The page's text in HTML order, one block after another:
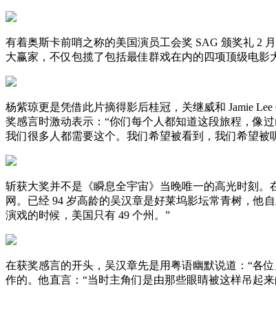
有着奥斯卡前哨之称的美国演员工会奖 SAG 颁奖礼 2
大赢家，不仅包揽了包括最佳群戏在内的四项顶级电影
杨紫琼更是凭借此片摘得影后桂冠，关继威和 Jamie
奖感言时激动表示：“你们每个人都知道这段旅程，像
我们很多人都需要这个。我们希望被看到，我们希望被
斩获大奖并不是《瞬息全宇宙》当晚唯一的高光时刻。
网。已经 94 岁高龄的吴汉章是好莱坞影坛常青树，他
演戏的时候，美国只有 49 个州。”
在获奖感言的开头，吴汉章先是用粤语幽默说道：“各
作的。他直言：“当时主角们是由那些眼睛被这样吊起